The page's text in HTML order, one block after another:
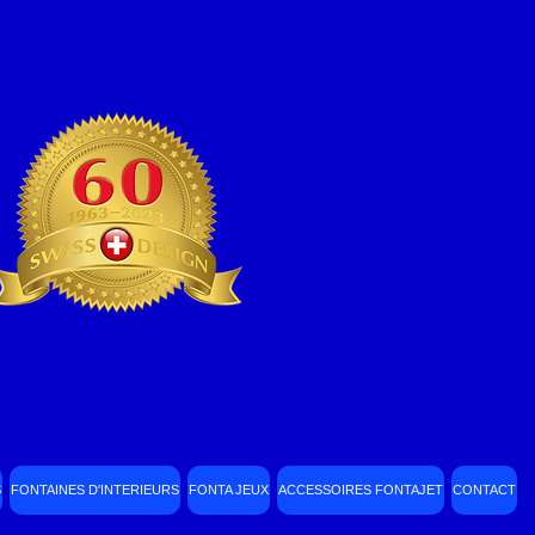
FONTAINES D'INTERIEURS FONTA JEUX ACCESSOIRES FONTAJET CONTACT